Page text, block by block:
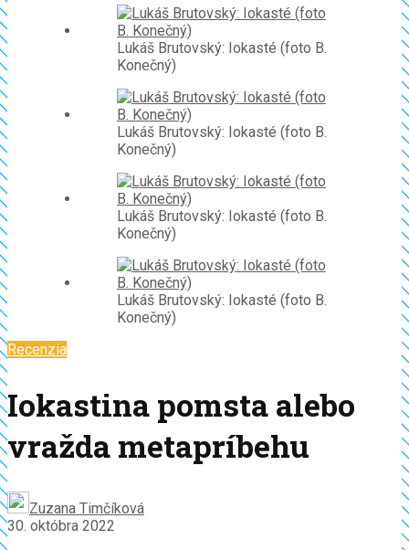
Lukáš Brutovský: Iokasté (foto B.
Konečný)
Lukáš Brutovský: Iokasté (foto B.
Konečný)
Lukáš Brutovský: Iokasté (foto B.
Konečný)
Lukáš Brutovský: Iokasté (foto B.
Konečný)
Recenzia
Iokastina pomsta alebo
vražda metapríbehu
Zuzana Timčíková
30. októbra 2022